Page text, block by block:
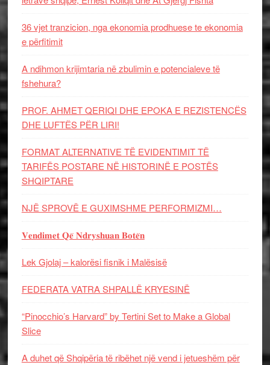
36 vjet tranzicion, nga ekonomia prodhuese te ekonomia
e përfitimit
A ndihmon krijimtaria në zbulimin e potencialeve të
fshehura?
PROF. AHMET QERIQI DHE EPOKA E REZISTENCЁS
DHE LUFTЁS PЁR LIRI!
FORMAT ALTERNATIVE TË EVIDENTIMIT TË
TARIFËS POSTARE NË HISTORINË E POSTËS
SHQIPTARE
NJË SPROVË E GUXIMSHME PERFORMIZMI…
𝐕𝐞𝐧𝐝𝐢𝐦𝐞𝐭 𝐐𝐞̈ 𝐍𝐝𝐫𝐲𝐬𝐡𝐮𝐚𝐧 𝐁𝐨𝐭𝐞̈𝐧
Lek Gjolaj – kalorësi fisnik i Malësisë
FEDERATA VATRA SHPALLË KRYESINË
“Pinocchio’s Harvard” by Tertini Set to Make a Global
Slice
A duhet që Shqipëria të ribëhet një vend i jetueshëm për